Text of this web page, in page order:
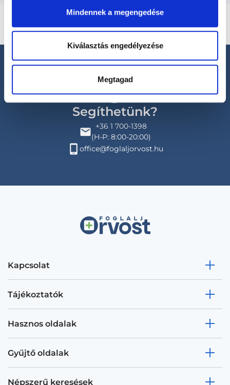
Mindennek a megengedése
Kiválasztás engedélyezése
Megtagad
Segíthetünk?
+36 1 700-1398
(H-P: 8:00-20:00)
office@foglaljorvost.hu
Kapcsolat
Tájékoztatók
Hasznos oldalak
Gyűjtő oldalak
Népszerű keresések